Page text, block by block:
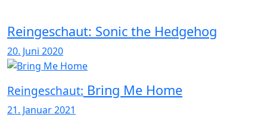
Reingeschaut: Sonic the Hedgehog
20. Juni 2020
Reingeschaut: Bring Me Home
21. Januar 2021